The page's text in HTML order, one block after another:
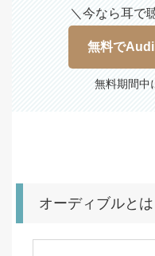
＼今なら耳で
無料で
無料期間中
オーディブルとは